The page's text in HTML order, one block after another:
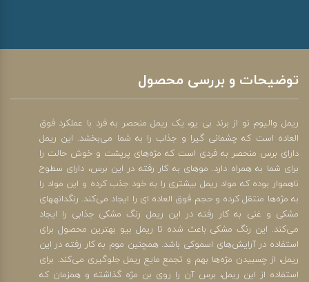
توضیحات و بررسی محصول
ریمل والیوم نو از برند بی یو، یک ریمل منحصر به فرد با عملکرد فوق
العاده است که چشمانی گیرا و جذاب را به شما می‌بخشد. این ریمل
دارای برس منحصر به فردی است که مژه‌های پرپشت و خوش حالت را
برای شما به همراه دارد. موهای به کار رفته در این برس، دارای سطوح
ناهموار بوده که مواد ریمل بیشتری را به خود جذب کرده و این مواد را
به مژه‌ها منتقل کرده و حجم فوق العاده ای را ایجاد می‌کند. رنگدانه‎های
مشکی و غنی به کار رفته در این ریمل رنگ مشکی جذابی را ایجاد
می‌‎کند. این رنگ مشکی باعث شده تا ریمل بیو بهترین محصول برای
استفاده در آرایش‌های اسموکی باشد. همچنین موم به کار رفته در این
ریمل، از چسبیدن مژه‌‎ها بهم و تجمع مایع ریمل جلوگیری می‎‌کند. برای
استفاده از این ریمل، برس آن را روی بن مژه گذاشته و همزمان که